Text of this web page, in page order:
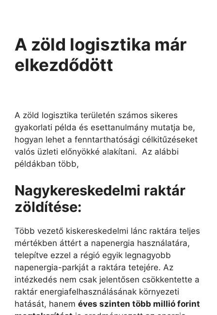
A zöld logisztika már
elkezdődött
A zöld logisztika területén számos sikeres
gyakorlati példa és esettanulmány mutatja be,
hogyan lehet a fenntarthatósági célkitűzéseket
valós üzleti előnyökké alakítani. Az alábbi
példákban több,
Nagykereskedelmi raktár
zöldítése:
Több vezető kiskereskedelmi lánc raktára teljes
mértékben áttért a napenergia használatára,
telepítve ezzel a régió egyik legnagyobb
napenergia-parkját a raktára tetejére. Az
intézkedés nem csak jelentősen csökkentette a
raktár energiafelhasználásának környezeti
hatását, hanem éves szinten több millió forint